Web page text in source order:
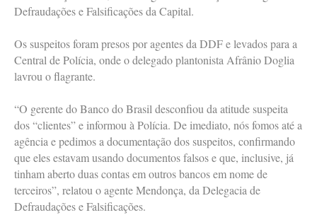
Defraudações e Falsificações da Capital.
Os suspeitos foram presos por agentes da DDF e levados para a
Central de Polícia, onde o delegado plantonista Afrânio Doglia
lavrou o flagrante.
“O gerente do Banco do Brasil desconfiou da atitude suspeita
dos “clientes” e informou à Polícia. De imediato, nós fomos até a
agência e pedimos a documentação dos suspeitos, confirmando
que eles estavam usando documentos falsos e que, inclusive, já
tinham aberto duas contas em outros bancos em nome de
terceiros”, relatou o agente Mendonça, da Delegacia de
Defraudações e Falsificações.